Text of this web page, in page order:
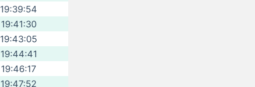
19:39:54
19:41:30
19:43:05
19:44:41
19:46:17
19:47:52